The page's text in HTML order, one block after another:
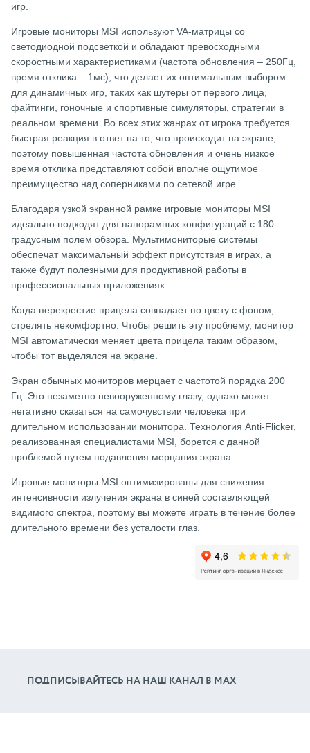
игр.
Игровые мониторы MSI используют VA-матрицы со
светодиодной подсветкой и обладают превосходными
скоростными характеристиками (частота обновления – 250Гц,
время отклика – 1мс), что делает их оптимальным выбором
для динамичных игр, таких как шутеры от первого лица,
файтинги, гоночные и спортивные симуляторы, стратегии в
реальном времени. Во всех этих жанрах от игрока требуется
быстрая реакция в ответ на то, что происходит на экране,
поэтому повышенная частота обновления и очень низкое
время отклика представляют собой вполне ощутимое
преимущество над соперниками по сетевой игре.
Благодаря узкой экранной рамке игровые мониторы MSI
идеально подходят для панорамных конфигураций с 180-
градусным полем обзора. Мультимониторые системы
обеспечат максимальный эффект присутствия в играх, а
также будут полезными для продуктивной работы в
профессиональных приложениях.
Когда перекрестие прицела совпадает по цвету с фоном,
стрелять некомфортно. Чтобы решить эту проблему, монитор
MSI автоматически меняет цвета прицела таким образом,
чтобы тот выделялся на экране.
Экран обычных мониторов мерцает с частотой порядка 200
Гц. Это незаметно невооруженному глазу, однако может
негативно сказаться на самочувствии человека при
длительном использовании монитора. Технология Anti-Flicker,
реализованная специалистами MSI, борется с данной
проблемой путем подавления мерцания экрана.
Игровые мониторы MSI оптимизированы для снижения
интенсивности излучения экрана в синей составляющей
видимого спектра, поэтому вы можете играть в течение более
длительного времени без усталости глаз.
ПОДПИСЫВАЙТЕСЬ НА НАШ КАНАЛ В МАХ